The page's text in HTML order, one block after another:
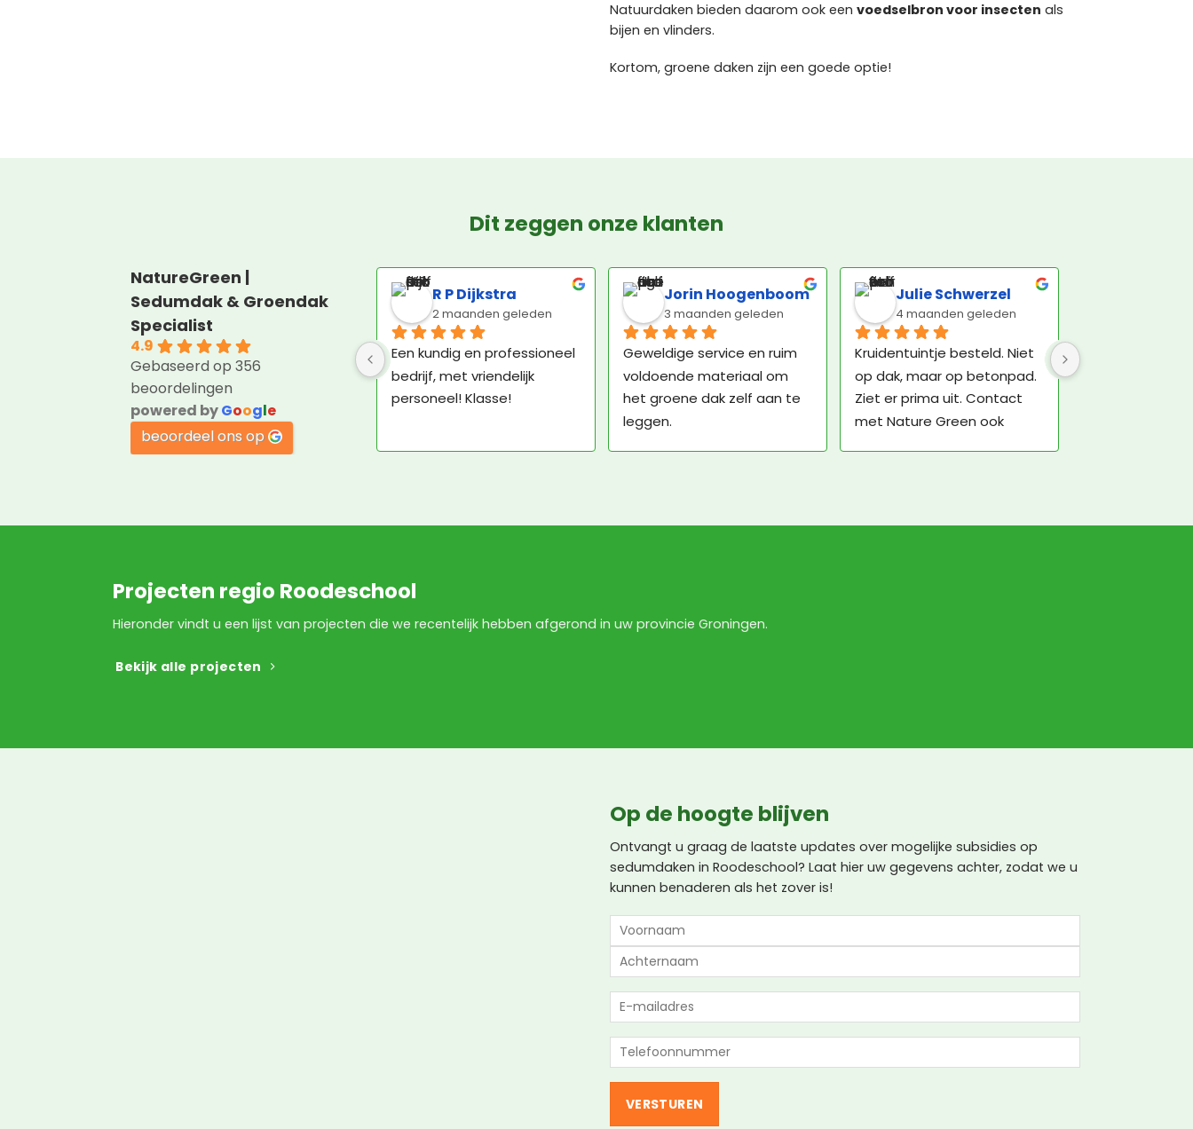
Natuurdaken bieden daarom ook een voedselbron voor insecten als
bijen en vlinders.
Kortom, groene daken zijn een goede optie!
Dit zeggen onze klanten
NatureGreen |
Sedumdak & Groendak
Specialist
4.9
Gebaseerd op 356
beoordelingen
powered byGoogle
beoordeel ons op
R P Dijkstra
2 maanden geleden
Een kundig en professioneel
bedrijf, met vriendelijk
personeel! Klasse!
Jorin Hoogenboom
3 maanden geleden
Geweldige service en ruim
voldoende materiaal om
het groene dak zelf aan te
leggen.
Julie Schwerzel
4 maanden geleden
Kruidentuintje besteld. Niet
op dak, maar op betonpad.
Ziet er prima uit. Contact
met Nature Green ook
Projecten regio Roodeschool
Hieronder vindt u een lijst van projecten die we recentelijk hebben afgerond in uw provincie Groningen.
Bekijk alle projecten
Op de hoogte blijven
Ontvangt u graag de laatste updates over mogelijke subsidies op
sedumdaken in Roodeschool? Laat hier uw gegevens achter, zodat we u
kunnen benaderen als het zover is!
NAAM(VEREIST)
Voornaam
E-
Telefoon